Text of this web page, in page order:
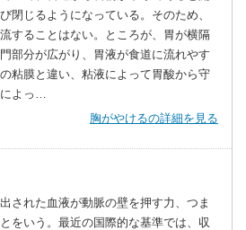
閉じるようになっている。そのため、
することはない。ところが、胃が横隔
部分が広がり、胃液が食道に流れやす
粘膜と違い、粘液によって胃酸から守
によっ…
胸がやけるの詳細を見る
された血液が動脈の壁を押す力、つま
をいう。最近の国際的な基準では、収